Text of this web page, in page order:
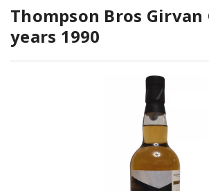
Thompson Bros Girvan
years 1990